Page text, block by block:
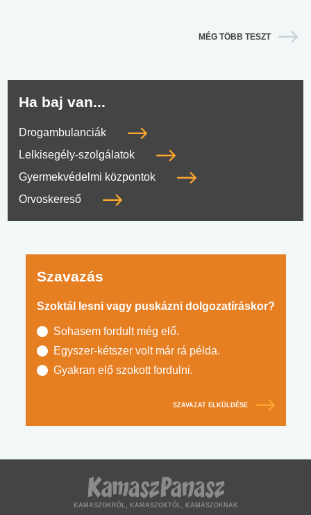
MÉG TÖBB TESZT
Ha baj van...
Drogambulanciák
Lelkisegély-szolgálatok
Gyermekvédelmi központok
Orvoskereső
Szavazás
Szoktál lesni vagy puskázni dolgozatíráskor?
Sohasem fordult még elő.
Egyszer-kétszer volt már rá példa.
Gyakran elő szokott fordulni.
SZAVAZAT ELKÜLDÉSE
KAMASZOKRÓL, KAMASZOKTÓL, KAMASZOKNAK